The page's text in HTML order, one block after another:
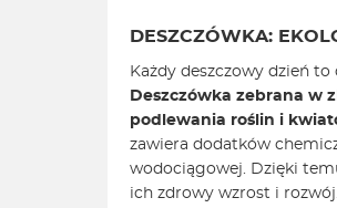
DESZCZÓWKA:
Każdy deszczowy dzień
Deszczówka zebrana w
podlewania roślin i
zawiera dodatków
wodociągowej. Dzięki
ich zdrowy wzrost i